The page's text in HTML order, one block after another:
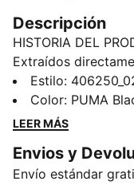
Descripción
HISTORIA DEL
Extraídos
Arizona fueron
calzado de
este clásico por ti
años 70, estos
atractivo
Estilo:
Color: PUMA
LEER MÁS
Envios y
Envío estándar